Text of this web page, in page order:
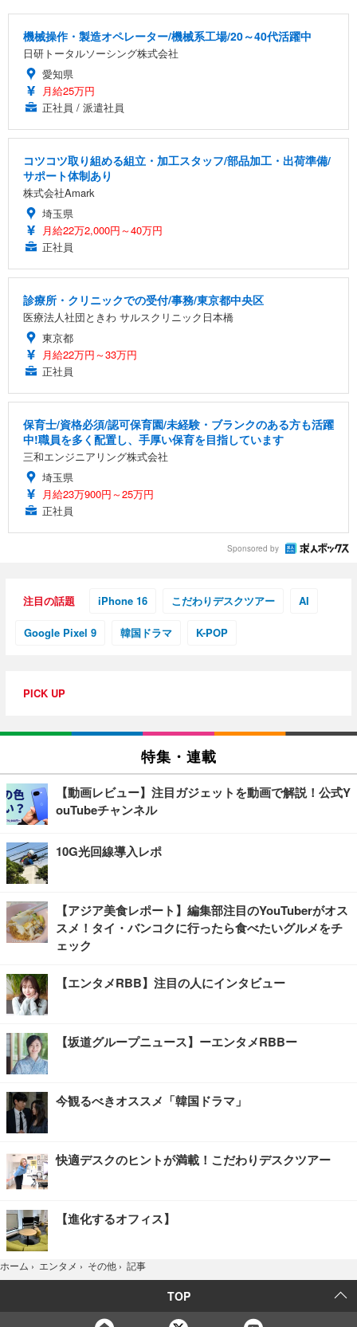
機械操作・製造オペレーター/機械系工場/20～40代活躍中
日研トータルソーシング株式会社
愛知県
月給25万円
正社員 / 派遣社員
コツコツ取り組める組立・加工スタッフ/部品加工・出荷準備/
サポート体制あり
株式会社Amark
埼玉県
月給22万2,000円～40万円
正社員
診療所・クリニックでの受付/事務/東京都中央区
医療法人社団ときわ サルスクリニック日本橋
東京都
月給22万円～33万円
正社員
保育士/資格必須/認可保育園/未経験・ブランクのある方も活躍
中!職員を多く配置し、手厚い保育を目指しています
三和エンジニアリング株式会社
埼玉県
月給23万900円～25万円
正社員
Sponsored by
注目の話題 iPhone 16 こだわりデスクツアー AI
Google Pixel 9 韓国ドラマ K-POP
PICK UP
特集・連載
【動画レビュー】注目ガジェットを動画で解説！公式Y
ouTubeチャンネル
10G光回線導入レポ
【アジア美食レポート】編集部注目のYouTuberがオス
スメ！タイ・バンコクに行ったら食べたいグルメをチ
ェック
【エンタメRBB】注目の人にインタビュー
【坂道グループニュース】ーエンタメRBBー
今観るべきオススメ「韓国ドラマ」
快適デスクのヒントが満載！こだわりデスクツアー
【進化するオフィス】
ホーム › エンタメ › その他 › 記事
TOP